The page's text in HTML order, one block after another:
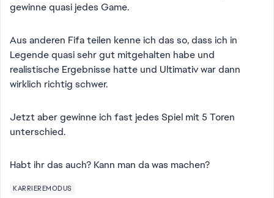
gewinne quasi jedes Game.
Aus anderen Fifa teilen kenne ich das so, dass ich in
Legende quasi sehr gut mitgehalten habe und
realistische Ergebnisse hatte und Ultimativ war dann
wirklich richtig schwer.
Jetzt aber gewinne ich fast jedes Spiel mit 5 Toren
unterschied.
Habt ihr das auch? Kann man da was machen?
KARRIEREMODUS